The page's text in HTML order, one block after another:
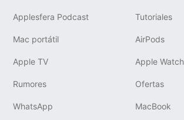
Applesfera Podcast Tutoriales
Mac portátil AirPods
Apple TV Apple Watch
Rumores Ofertas
WhatsApp MacBook